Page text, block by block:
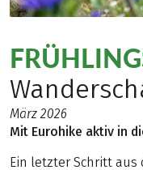
März 2026
Mit Eurohike aktiv in
Ein letzter Schritt aus